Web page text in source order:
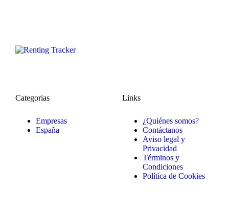
Categorias
Empresas
España
Links
¿Quiénes somos?
Contáctanos
Aviso legal y
Privacidad
Términos y
Condiciones
Política de Cookies